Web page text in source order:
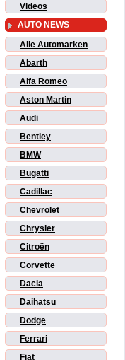
Videos
AUTO NEWS
Alle Automarken
Abarth
Alfa Romeo
Aston Martin
Audi
Bentley
BMW
Bugatti
Cadillac
Chevrolet
Chrysler
Citroën
Corvette
Dacia
Daihatsu
Dodge
Ferrari
Fiat